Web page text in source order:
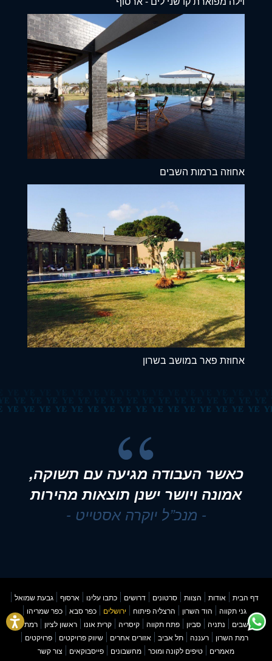
אחוזה ברמות השבים
אחוזת פאר במושב בשרון
כאשר העבודה מגיעה עם תשוקה,
אמונה ויושר ישנן תוצאות מהירות
- מנכ”ל יוקרה אסטייט -
דף הבית אודות הצוות סרטונים דרושים כתבו עלינו ארסוף
גבעת שמואל
גני תקווה
הוד השרון הרצליה פיתוח ירושלים כפר סבא
כפר שמריהו
מושבים
נתניה סביון פתח תקווה קיסריה קרית אונו ראשון לציון
רמת גן
רמת השרון
רעננה תל אביב אזורים אחרים שיווק פרויקטים
פרויקטים
מאמרים
טיפים לקונה ומוכר מחשבונים פייסבוקאים צור קשר